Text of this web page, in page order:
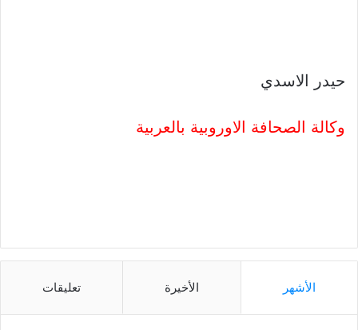
حيدر الاسدي
وكالة الصحافة الاوروبية بالعربية
الأشهر الأخيرة تعليقات